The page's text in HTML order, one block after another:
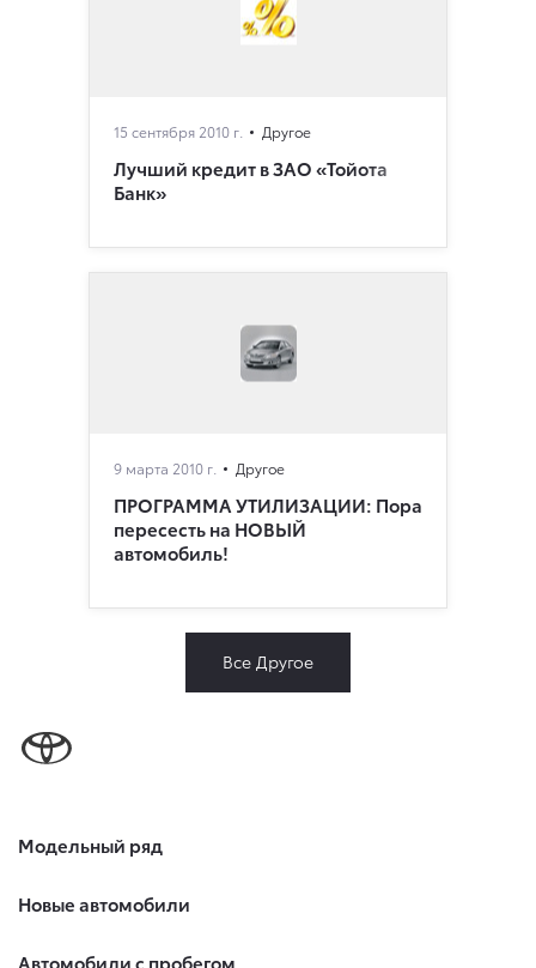
15 сентября 2010 г. Другое
Лучший кредит в ЗАО «Тойота
Банк»
9 марта 2010 г. Другое
ПРОГРАММА УТИЛИЗАЦИИ: Пора
пересесть на НОВЫЙ
автомобиль!
Все Другое
Модельный ряд
Новые автомобили
Автомобили с пробегом